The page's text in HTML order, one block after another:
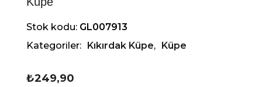
Stok kodu: GL007913
Kategoriler: Kıkırdak Küpe, Küpe
₺249,90